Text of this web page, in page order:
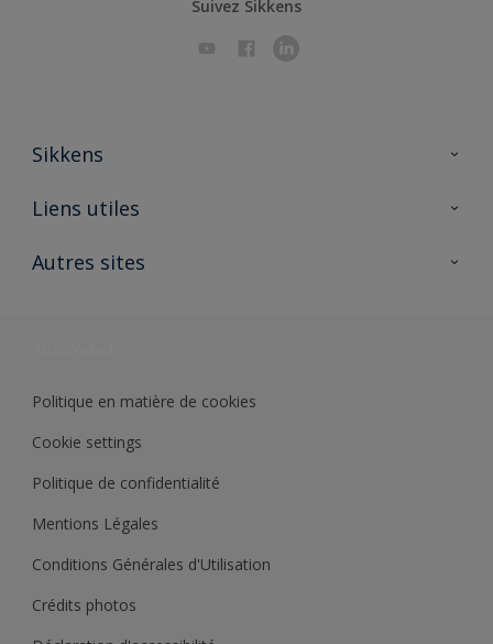
Suivez Sikkens
Sikkens
A propos de Sikkens
Liens utiles
Ouvrir un magasin PASS
Autres sites
Politique en matière de cookies
Cookie settings
Politique de confidentialité
Mentions Légales
Conditions Générales d'Utilisation
Crédits photos